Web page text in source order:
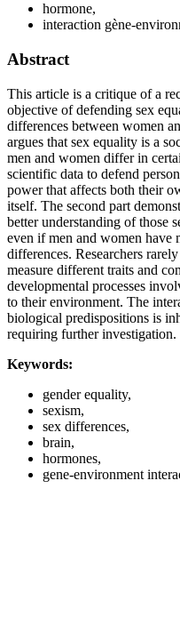
hormone,
interaction gène-
Abstract
This article is a critique of a
objective of defending sex
differences between women
argues that sex equality is a
men and women differ in
scientific data to defend
power that affects both their
itself. The second part
better understanding of those
even if men and women have
differences. Researchers
measure different traits and
developmental processes
to their environment. The
biological predispositions is
requiring further investigation.
Keywords:
gender equality,
sexism,
sex differences,
brain,
hormones,
gene-environment